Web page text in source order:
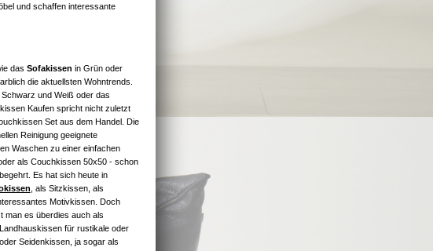
und schaffen interessante
das Sofakissen in Grün oder
die aktuellsten Wohntrends.
und Weiß oder das
Kaufen spricht nicht zuletzt
Set aus dem Handel. Die
Reinigung geeignete
Waschen zu einer einfachen
als Couchkissen 50x50 - schon
Es hat sich heute in
, als Sitzkissen, als
Motivkissen. Doch
man es überdies auch als
für rustikale oder
Seidenkissen, ja sogar als